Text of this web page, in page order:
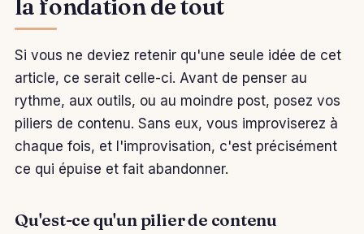
la fondation de tout
Si vous ne deviez retenir qu'une seule idée de cet
article, ce serait celle-ci. Avant de penser au
rythme, aux outils, ou au moindre post, posez vos
piliers de contenu. Sans eux, vous improviserez à
chaque fois, et l'improvisation, c'est précisément
ce qui épuise et fait abandonner.
Qu'est-ce qu'un pilier de contenu